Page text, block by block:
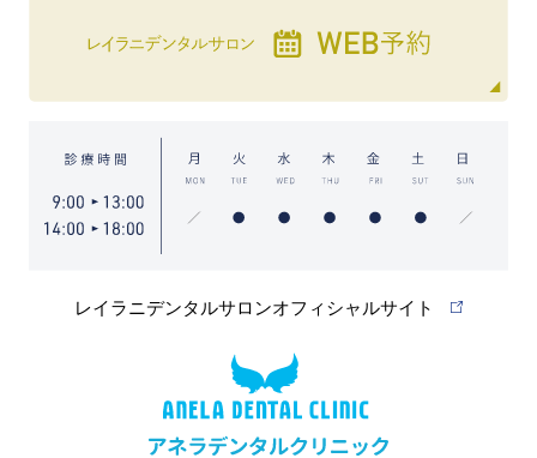
レイラニデンタルサロンオフィシャルサイト